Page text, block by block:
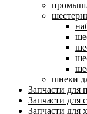
шнеки
Запчасти для
Запчасти для
Запчасти для